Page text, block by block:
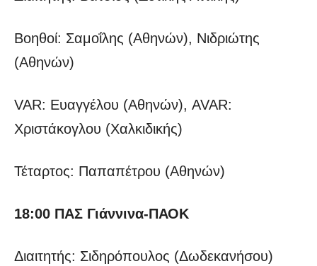
Βοηθοί: Σαμοΐλης (Αθηνών), Νιδριώτης
(Αθηνών)
VAR: Ευαγγέλου (Αθηνών), AVAR:
Χριστάκογλου (Χαλκιδικής)
Τέταρτος: Παπαπέτρου (Αθηνών)
18:00 ΠΑΣ Γιάννινα-ΠΑΟΚ
Διαιτητής: Σιδηρόπουλος (Δωδεκανήσου)